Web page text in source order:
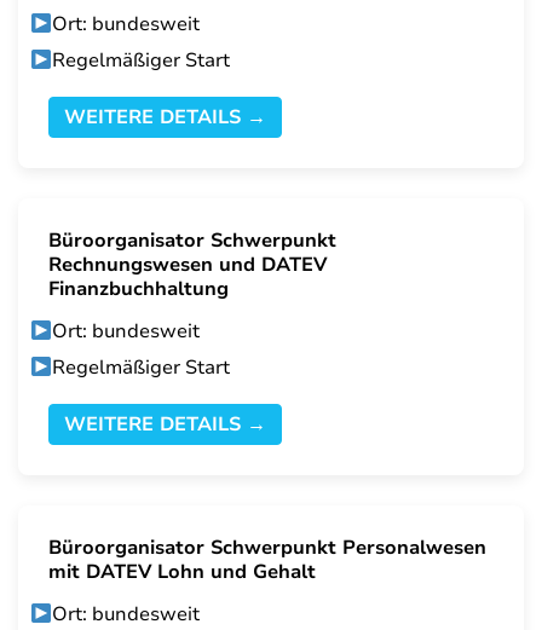
Ort: bundesweit
Regelmäßiger Start
WEITERE DETAILS →
Büroorganisator Schwerpunkt
Rechnungswesen und DATEV
Finanzbuchhaltung
Ort: bundesweit
Regelmäßiger Start
WEITERE DETAILS →
Büroorganisator Schwerpunkt Personalwesen
mit DATEV Lohn und Gehalt
Ort: bundesweit